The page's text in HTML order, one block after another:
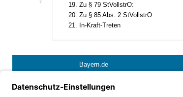
19. Zu § 79 StVollstrO:
20. Zu § 85 Abs. 2 StVollstrO
21. In-Kraft-Treten
Bayern.de